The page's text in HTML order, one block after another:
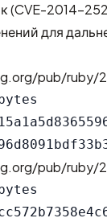
(CVE-2014-
для
pub/ruby/
pub/ruby/